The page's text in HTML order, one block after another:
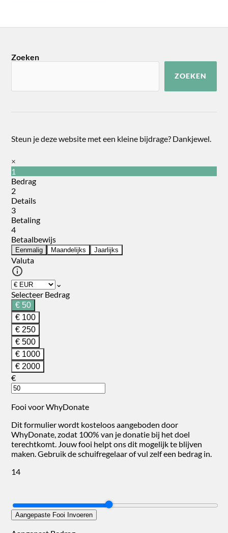
Zoeken
ZOEKEN
Steun je deze website met een kleine bijdrage? Dankjewel.